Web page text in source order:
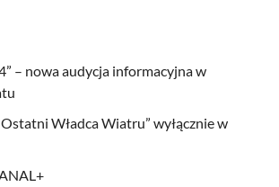
– nowa audycja informacyjna w
Ostatni Władca Wiatru” wyłącznie w